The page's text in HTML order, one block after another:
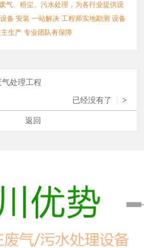
气、粉尘、污水处理，为各行业提供设
备 安装 一站解决 工程师实地勘测 设备
主生产 专业团队有保障
处理工程
已经没有了 >
返回